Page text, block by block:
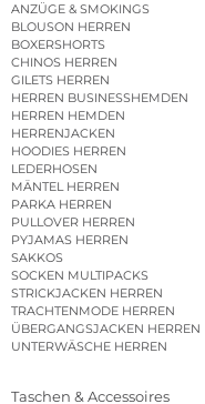
ANZÜGE & SMOKINGS
BLOUSON HERREN
BOXERSHORTS
CHINOS HERREN
GILETS HERREN
HERREN BUSINESSHEMDEN
HERREN HEMDEN
HERRENJACKEN
HOODIES HERREN
LEDERHOSEN
MÄNTEL HERREN
PARKA HERREN
PULLOVER HERREN
PYJAMAS HERREN
SAKKOS
SOCKEN MULTIPACKS
STRICKJACKEN HERREN
TRACHTENMODE HERREN
ÜBERGANGSJACKEN HERREN
UNTERWÄSCHE HERREN
Taschen & Accessoires